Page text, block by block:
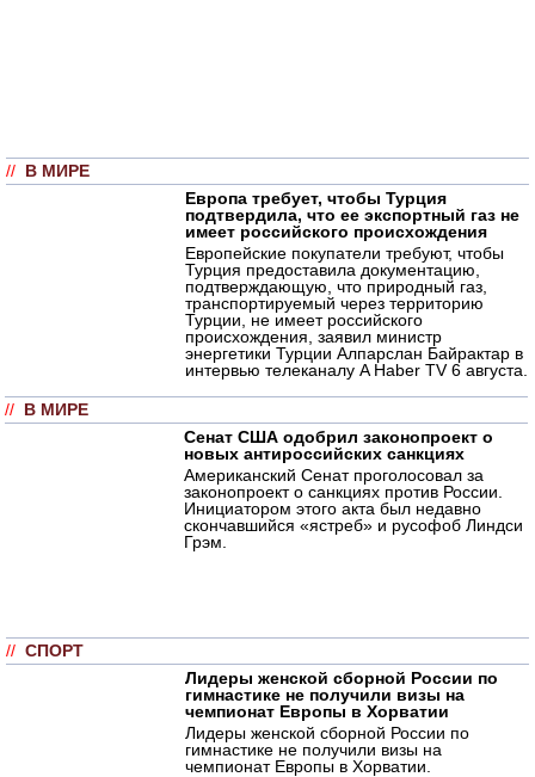
// В МИРЕ
Европа требует, чтобы Турция
подтвердила, что ее экспортный газ не
имеет российского происхождения
Европейские покупатели требуют, чтобы
Турция предоставила документацию,
подтверждающую, что природный газ,
транспортируемый через территорию
Турции, не имеет российского
происхождения, заявил министр
энергетики Турции Алпарслан Байрактар в
интервью телеканалу A Haber TV 6 августа.
// В МИРЕ
Сенат США одобрил законопроект о
новых антироссийских санкциях
Американский Сенат проголосовал за
законопроект о санкциях против России.
Инициатором этого акта был недавно
скончавшийся «ястреб» и русофоб Линдси
Грэм.
// СПОРТ
Лидеры женской сборной России по
гимнастике не получили визы на
чемпионат Европы в Хорватии
Лидеры женской сборной России по
гимнастике не получили визы на
чемпионат Европы в Хорватии.